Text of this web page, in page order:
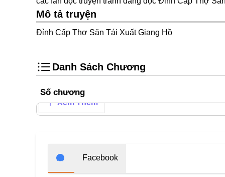
Mô tả truyện
Đỉnh Cấp Thợ Săn Tái Xuất Giang Hồ
Danh Sách Chương
Số chương
Xem Thêm
Facebook